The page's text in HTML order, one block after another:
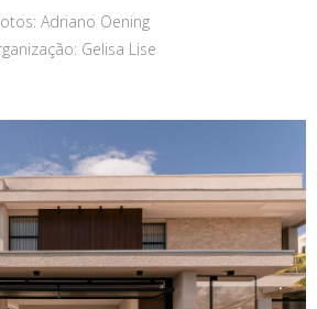
Adriano Oening
Gelisa Lise